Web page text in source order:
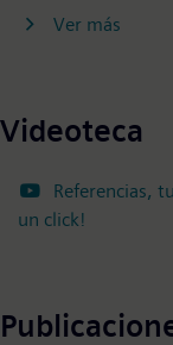
Ver más
Videoteca
Referencias,
un click!